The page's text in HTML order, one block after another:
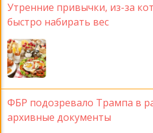
Утренние привычки, из-за
быстро набирать вес
ФБР подозревало Трампа в
архивные документы